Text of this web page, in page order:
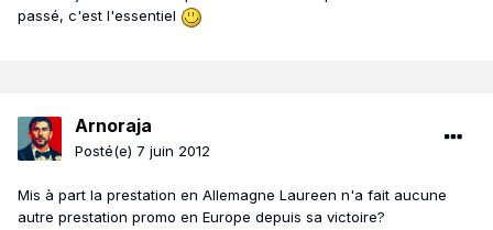
passé, c'est l'essentiel
Arnoraja
Posté(e) 7 juin 2012
Mis à part la prestation en Allemagne Laureen n'a fait aucune
autre prestation promo en Europe depuis sa victoire?